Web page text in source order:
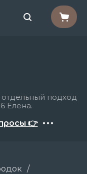
отдельный подход
Елена.
👉
/